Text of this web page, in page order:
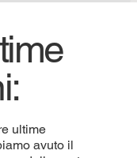
ultime
avuto il